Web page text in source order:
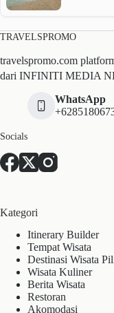
TRAVELSPROMO
travelspromo.com
dari INFINITI MEDIA
WhatsApp
Socials
Kategori
Itinerary Builder
Tempat Wisata
Destinasi Wisata
Wisata Kuliner
Berita Wisata
Restoran
Akomodasi